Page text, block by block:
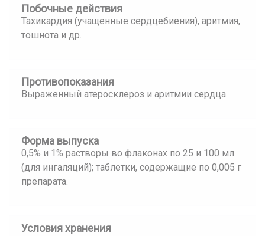
Побочные действия
Тахикардия (учащенные сердцебиения), аритмия,
тошнота и др.
Противопоказания
Выраженный атеросклероз и аритмии сердца.
Форма выпуска
0,5% и 1% растворы во флаконах по 25 и 100 мл
(для ингаляций); таблетки, содержащие по 0,005 г
препарата.
Условия хранения